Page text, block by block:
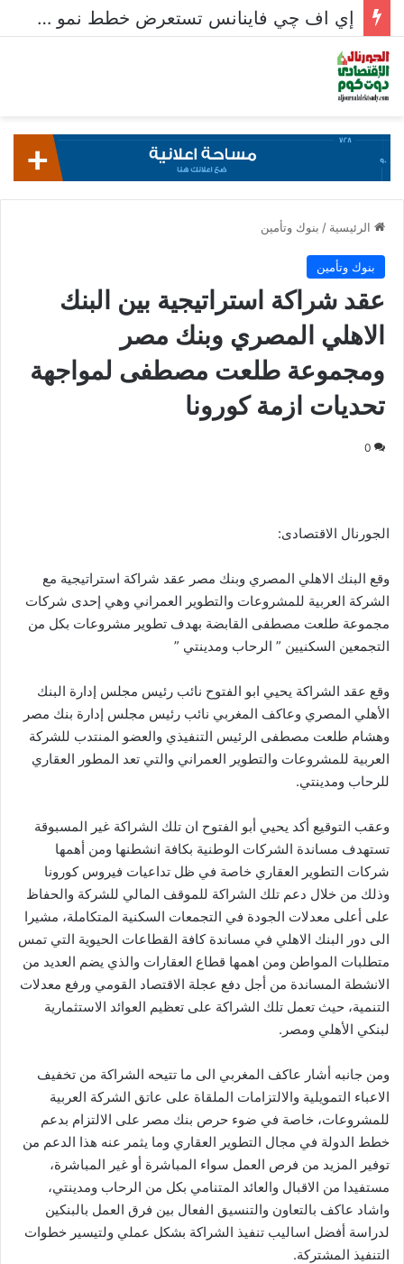
إي اف چي فاينانس تستعرض خطط نمو «بلد» لتعزيز حضورها في سوق تحويلات المصريين بالخارج
الرئيسية / بنوك وتأمين
بنوك وتأمين
عقد شراكة استراتيجية بين البنك
الاهلي المصري وبنك مصر
ومجموعة طلعت مصطفى لمواجهة
تحديات ازمة كورونا
0
الجورنال الاقتصادى:
وقع البنك الاهلي المصري وبنك مصر عقد شراكة استراتيجية مع
الشركة العربية للمشروعات والتطوير العمراني وهي إحدى شركات
مجموعة طلعت مصطفى القابضة بهدف تطوير مشروعات بكل من
التجمعين السكنيين ” الرحاب ومدينتي ”
وقع عقد الشراكة يحيي ابو الفتوح نائب رئيس مجلس إدارة البنك
الأهلي المصري وعاكف المغربي نائب رئيس مجلس إدارة بنك مصر
وهشام طلعت مصطفى الرئيس التنفيذي والعضو المنتدب للشركة
العربية للمشروعات والتطوير العمراني والتي تعد المطور العقاري
للرحاب ومدينتي.
وعقب التوقيع أكد يحيي أبو الفتوح ان تلك الشراكة غير المسبوقة
تستهدف مساندة الشركات الوطنية بكافة انشطنها ومن أهمها
شركات التطوير العقاري خاصة في ظل تداعيات فيروس كورونا
وذلك من خلال دعم تلك الشراكة للموقف المالي للشركة والحفاظ
على أعلى معدلات الجودة في التجمعات السكنية المتكاملة، مشيرا
الى دور البنك الاهلي في مساندة كافة القطاعات الحيوية التي تمس
متطلبات المواطن ومن اهمها قطاع العقارات والذي يضم العديد من
الانشطة المساندة من أجل دفع عجلة الاقتصاد القومي ورفع معدلات
التنمية، حيث تعمل تلك الشراكة على تعظيم العوائد الاستثمارية
لبنكي الأهلي ومصر.
ومن جانبه أشار عاكف المغربي الى ما تتيحه الشراكة من تخفيف
الاعباء التمويلية والالتزامات الملقاة على عاتق الشركة العربية
للمشروعات، خاصة في ضوء حرص بنك مصر على الالتزام بدعم
خطط الدولة في مجال التطوير العقاري وما يثمر عنه هذا الدعم من
توفير المزيد من فرص العمل سواء المباشرة أو غير المباشرة،
مستفيدا من الاقبال والعائد المتنامي بكل من الرحاب ومدينتي،
واشاد عاكف بالتعاون والتنسيق الفعال بين فرق العمل بالبنكين
لدراسة أفضل اساليب تنفيذ الشراكة بشكل عملي ولتيسير خطوات
التنفيذ المشتركة.